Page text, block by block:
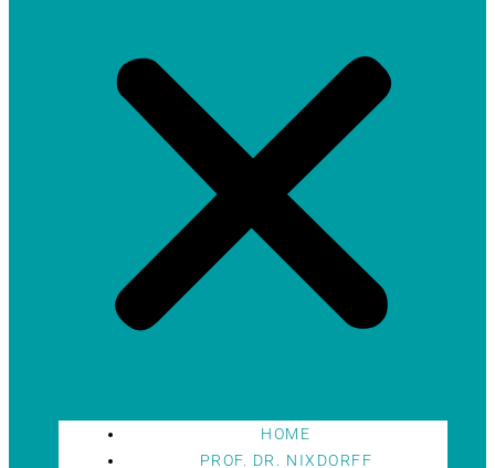
HOME
PROF. DR. NIXDORFF